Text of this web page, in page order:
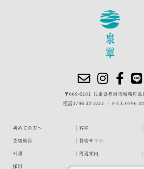
〒669-6101 兵庫県豊岡市城崎町湯
電話0796-32-3355 / FAX.0796-
初めての方へ 客室
貸切風呂
貸切サウナ
料理
周辺案内
採用